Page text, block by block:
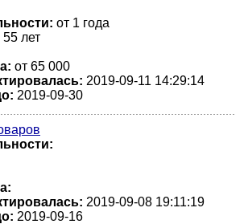
от 1 года
лет
от 65 000
2019-09-11 14:29:14
2019-09-30
2019-09-08 19:11:19
2019-09-16